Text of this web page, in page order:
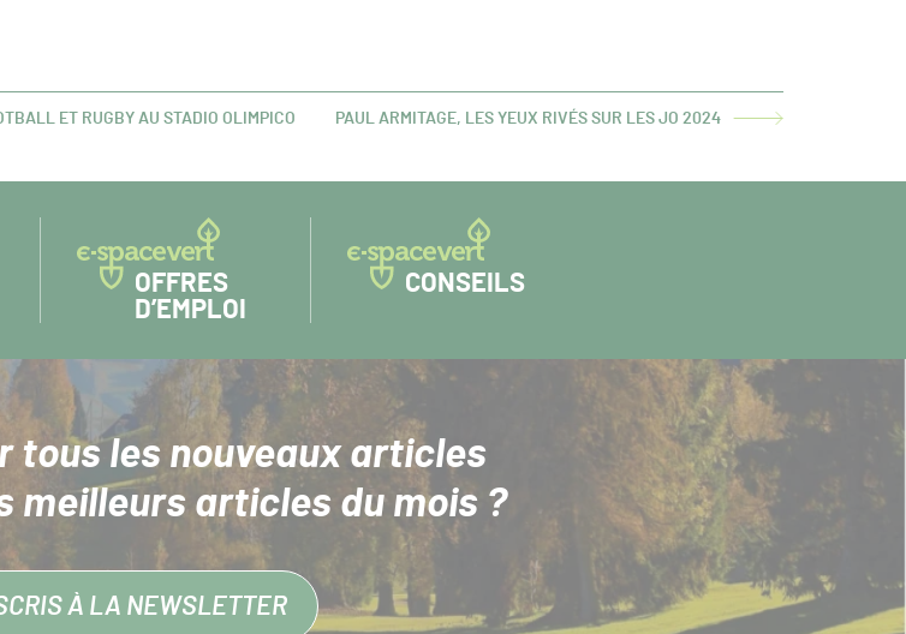
ET RUGBY AU STADIO OLIMPICO
ARTICLE
PAUL ARMITAGE, LES YEUX RIVÉS SUR LES JO 2024
OFFRES
D’EMPLOI
CONSEILS
tous les nouveaux articles
meilleurs articles du mois ?
À LA NEWSLETTER